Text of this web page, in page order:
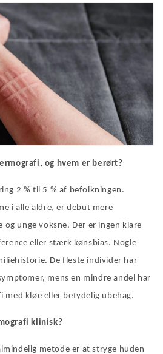
og hvem er berørt?
2 %til 5 % af befolkningen.
i alle aldre, er debut mere
og unge voksne. Der er ingen klare
eller stærk kønsbias. Nogle
De fleste individer har
mens en mindre andel har
kløe eller betydelig ubehag.
klinisk?
metode er at stryge huden